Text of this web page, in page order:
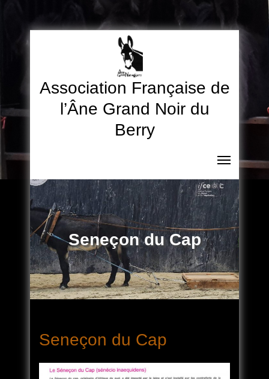
Association Française de
l’Âne Grand Noir du
Berry
Seneçon du Cap
Seneçon du Cap